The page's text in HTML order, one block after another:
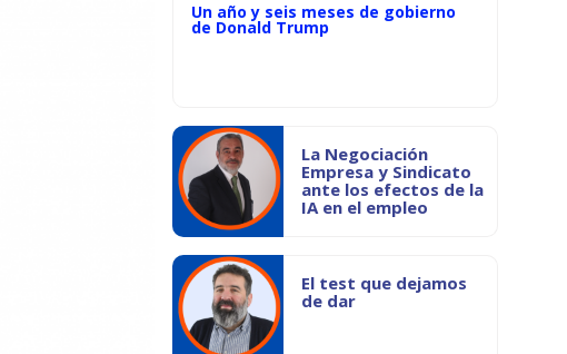
Un año y seis meses de gobierno
de Donald Trump
La Negociación
Empresa y Sindicato
ante los efectos de la
IA en el empleo
El test que dejamos
de dar